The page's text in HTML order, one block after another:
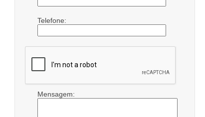
Telefone:
Mensagem: